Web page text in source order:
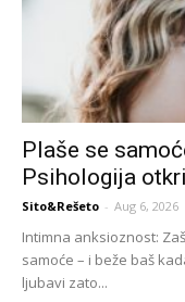
Plaše se
Psihologija
Sito&Rešeto - Aug 6, 2026
Intimna anksioznost:
samoće – i beže baš
ljubavi zato...